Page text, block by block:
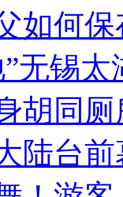
如何
无锡
胡同
陆台